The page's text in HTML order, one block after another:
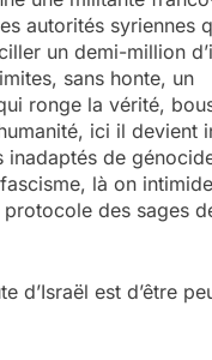
autorités syriennes
un demi-million
sans honte, un
ronge la vérité,
ici il devient
inadaptés de
là on
protocole des sages
d’Israël est d’être